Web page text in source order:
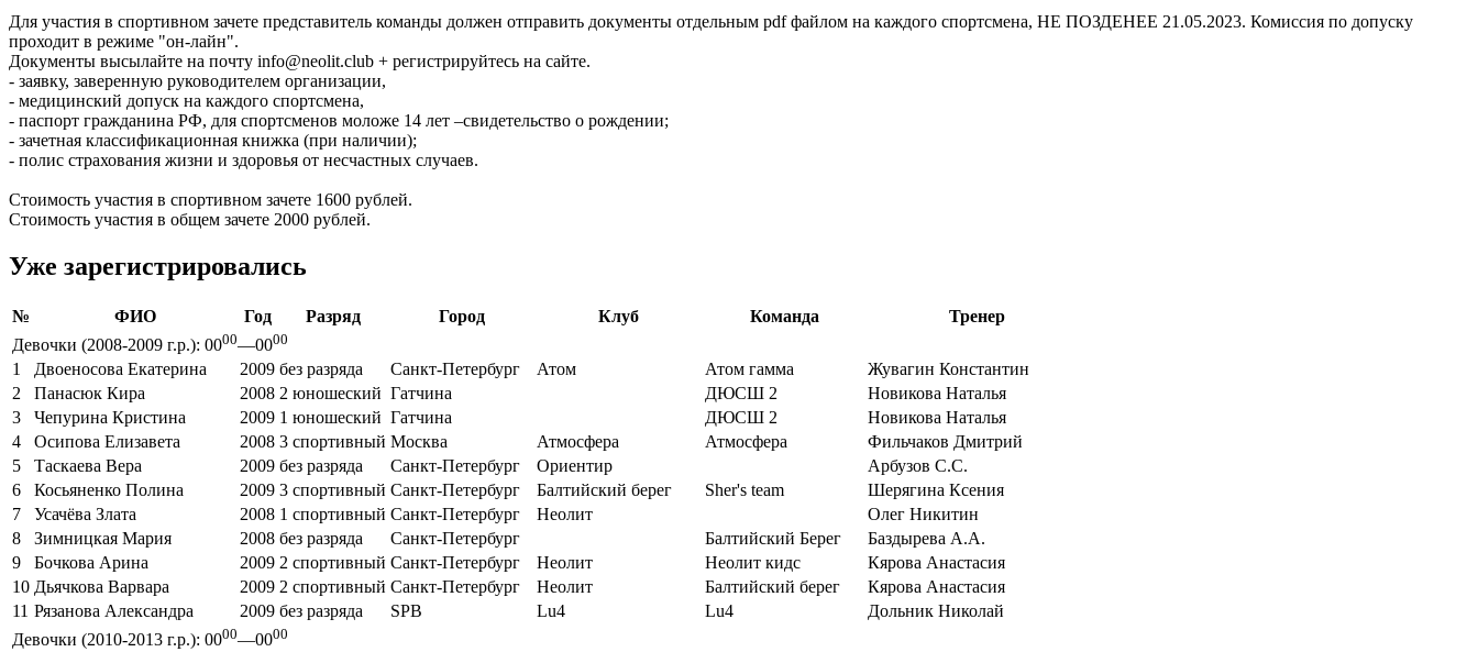
Для участия в спортивном зачете представитель команды должен отправить документы отдельным pdf файлом на каждого спортсмена, НЕ ПОЗДЕНЕЕ 21.05.2023. Комиссия по допуску
проходит в режиме "он-лайн".
Документы высылайте на почту info@neolit.club + регистрируйтесь на сайте.
- заявку, заверенную руководителем организации,
- медицинский допуск на каждого спортсмена,
- паспорт гражданина РФ, для спортсменов моложе 14 лет –свидетельство о рождении;
- зачетная классификационная книжка (при наличии);
- полис страхования жизни и здоровья от несчастных случаев.
Стоимость участия в спортивном зачете 1600 рублей.
Стоимость участия в общем зачете 2000 рублей.
Уже зарегистрировались
№ ФИО Год Разряд Город Клуб Команда
Тренер
Девочки (2008-2009 г.р.): 0000—0000
1 Двоеносова Екатерина 2009 без разряда Санкт-Петербург Атом Атом гамма
Жувагин Константин
2
Панасюк Кира 2008 2 юношеский Гатчина ДЮСШ 2
Новикова Наталья
3
Чепурина Кристина 2009 1 юношеский Гатчина ДЮСШ 2
Новикова Наталья
4
Осипова Елизавета 2008 3 спортивный Москва Атмосфера Атмосфера
Фильчаков Дмитрий
5
Таскаева Вера 2009 без разряда Санкт-Петербург Ориентир
Арбузов С.С.
6
Косьяненко Полина 2009 3 спортивный Санкт-Петербург Балтийский берег Sher's team
Шерягина Ксения
7
Усачёва Злата 2008 1 спортивный Санкт-Петербург Неолит
Олег Никитин
8
Зимницкая Мария 2008 без разряда Санкт-Петербург Балтийский Берег
Баздырева А.А.
9
Бочкова Арина 2009 2 спортивный Санкт-Петербург Неолит Неолит кидс
Кярова Анастасия
10 Дьячкова Варвара 2009 2 спортивный Санкт-Петербург Неолит Балтийский берег
Кярова Анастасия
11 Рязанова Александра 2009 без разряда SPB Lu4 Lu4
Дольник Николай
Девочки (2010-2013 г.р.): 0000—0000